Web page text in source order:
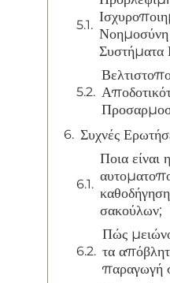
Συστήματα
Συχνές
Ποια είναι
σακούλων;
Πώς
τα
παραγωγή